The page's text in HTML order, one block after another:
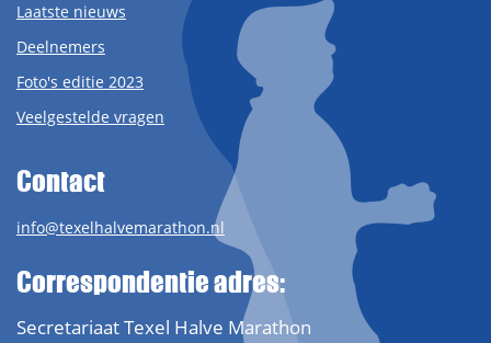
Laatste nieuws
Deelnemers
Foto's editie 2023
Veelgestelde vragen
Contact
info@texelhalvemarathon.nl
Correspondentie adres:
Secretariaat Texel Halve Marathon